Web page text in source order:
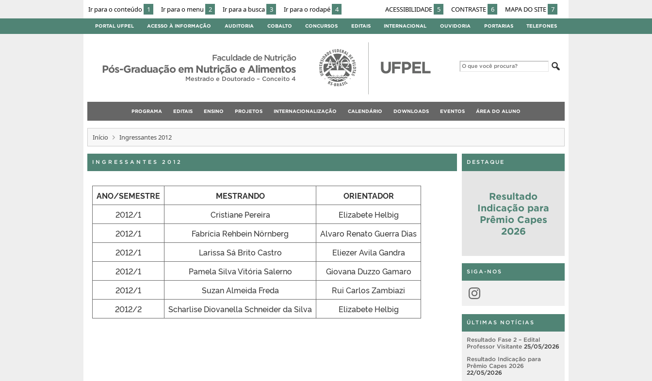
Ir para o conteúdo 1 Ir para o menu 2 Ir para a busca 3 Ir para o rodapé 4 ACESSIBILIDADE 5 CONTRASTE 6 MAPA DO SITE 7
PORTAL UFPEL ACESSO À INFORMAÇÃO AUDITORIA COBALTO CONCURSOS EDITAIS INTERNACIONAL OUVIDORIA PORTARIAS TELEFONES
Faculdade de Nutrição
Pós-Graduação em Nutrição e Alimentos
Mestrado e Doutorado – Conceito 4
PROGRAMA EDITAIS ENSINO PROJETOS INTERNACIONALIZAÇÃO CALENDÁRIO DOWNLOADS EVENTOS ÁREA DO ALUNO
Início Ingressantes 2012
INGRESSANTES 2012
ANO/SEMESTRE MESTRANDO
ORIENTADOR
2012/1
Cristiane Pereira
Elizabete Helbig
2012/1
Fabrícia Rehbein Nörnberg
Alvaro Renato Guerra Dias
2012/1
Larissa Sá Brito Castro
Eliezer Avila Gandra
2012/1
Pamela Silva Vitória Salerno
Giovana Duzzo Gamaro
2012/1
Suzan Almeida Freda
Rui Carlos Zambiazi
2012/2
Scharlise Diovanella Schneider da Silva Elizabete Helbig
DESTAQUE
Resultado
Indicação para
Prêmio Capes
2026
SIGA-NOS
Instagram
ÚLTIMAS NOTÍCIAS
Resultado Fase 2 – Edital
Professor Visitante 25/05/2026
Resultado Indicação para
Prêmio Capes 2026
22/05/2026